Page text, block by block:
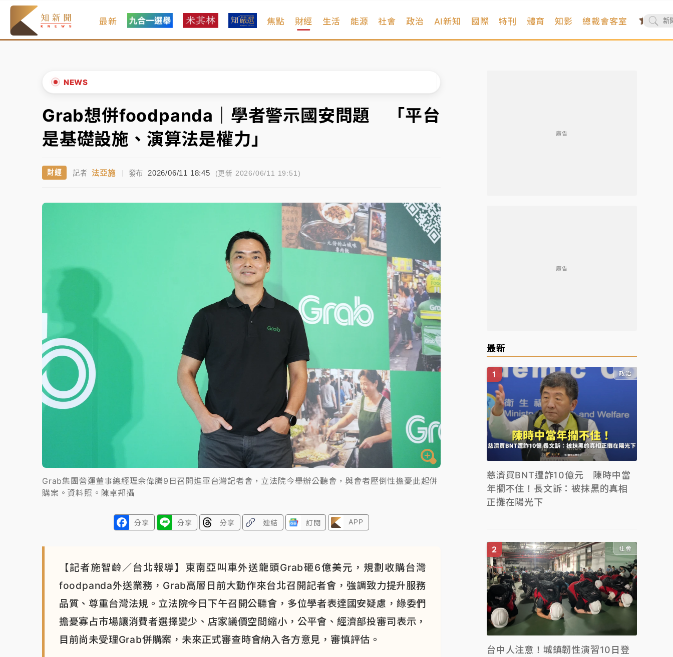
最新 焦點 財經 生活 能源 社會 政治 AI新知 國際 特刊 體育 知影 總裁會客室
NEWS
中信慈善基金會想增加董事人數！辜仲諒向法院聲請遭駁 理由曝光
故宮《龍藏經》特展第2檔！今線上預約開賣一度塞車 周六起展出延長至晚上7時
台東農業處長涉圖利渡假村！東檢抗告成功 今重開羈押庭
女律師陳昱瑄詐慈濟10億！黃金158kg遭查扣畫面曝光
中信慈善基金會想增加董事人數！辜仲諒向法院聲請遭駁 理由曝光
故宮《龍藏經》特展第2檔！今線上預約開賣一度塞車 周六起展出延長至晚上7時
台東農業處長涉圖利渡假村！東檢抗告成功 今重開羈押庭
父親節泡湯了！中颱白海豚雨彈轟3天 「紅到發紫」降雨熱區曝
▲
▼
Grab想併foodpanda｜學者警示國安問題 「平台
是基礎設施、演算法是權力」
財經 記者 法亞施 | 發布 2026/06/11 18:45 (更新 2026/06/11 19:51)
Grab集團營運董事總經理余偉騰9日召開進軍台灣記者會，立法院今舉辦公聽會，與會者壓倒性擔憂此起併
購案。資料照。陳卓邦攝
分享 分享 分享 連結 訂閱 APP
【記者施智齡／台北報導】東南亞叫車外送龍頭Grab砸6億美元，規劃收購台灣
foodpanda外送業務，Grab高層日前大動作來台北召開記者會，強調致力提升服務
品質、尊重台灣法規。立法院今日下午召開公聽會，多位學者表達國安疑慮，綠委們
擔憂寡占市場讓消費者選擇變少、店家議價空間縮小，公平會、經濟部投審司表示，
目前尚未受理Grab併購案，未來正式審查時會納入各方意見，審慎評估。
廣告
廣告
最新
政治
慈濟買BNT遭詐10億元 陳時中當
年攔不住！長文訴：被抹黑的真相
正攤在陽光下
社會
台中人注意！城鎮韌性演習10日登